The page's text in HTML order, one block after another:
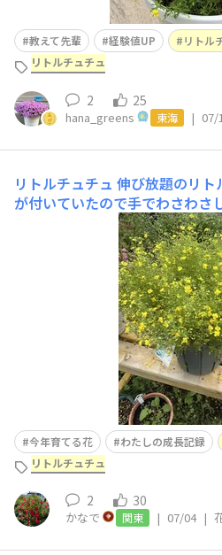
教えて先輩 経験値UP リトル
リトルチュチュ
2 25
hana_greens 東海 | 07/
リトルチュチュ 伸び放題のリト
が付いていたので手でわさわさ
花がらを払っていると小さいい
こちの葉っぱについています😣
今年育てる花 わたしの成長記録
リトルチュチュ
2 30
かなで 関東 | 07/04 |